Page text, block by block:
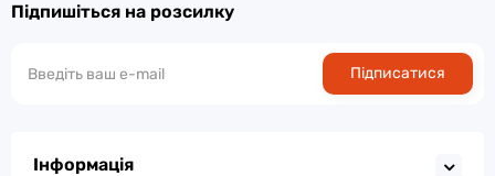
Підпишіться на розсилку
Підписатися
Інформація